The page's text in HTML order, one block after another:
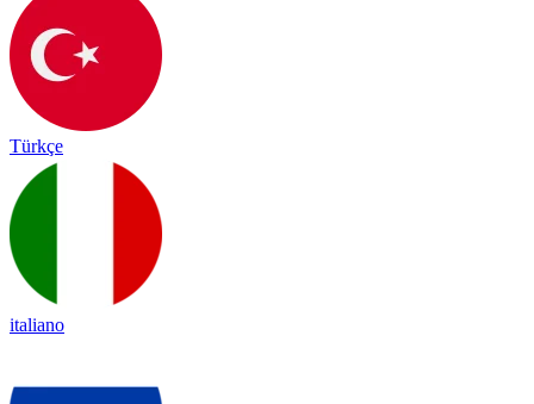
Türkçe
italiano